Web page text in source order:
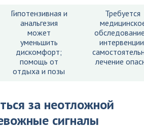
Гипотензивная и
анальгезия
может
уменьшить
дискомфорт;
помощь от
отдыха и позы
Требуется
лечение
за неотложной
сигналы